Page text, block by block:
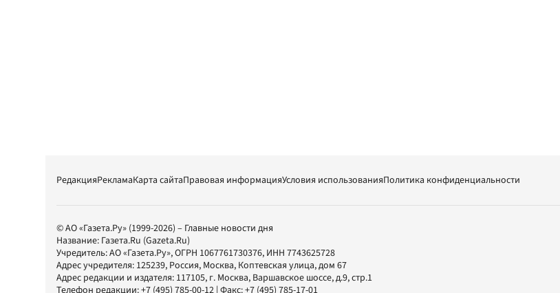
РедакцияРекламаКарта сайтаПравовая информацияУсловия использованияПолитика конфиденциальности
© АО «Газета.Ру» (1999-2026) – Главные новости дня
Название: Газета.Ru (Gazeta.Ru)
Учредитель:АО «Газета.Ру», ОГРН 1067761730376, ИНН 7743625728
Адрес учредителя: 125239, Россия, Москва, Коптевская улица, дом 67
Адрес редакции и издателя: 117105, г. Москва, Варшавское шоссе, д.9, стр.1
Телефон редакции:+7 (495) 785-00-12 | Факс:+7 (495) 785-17-01